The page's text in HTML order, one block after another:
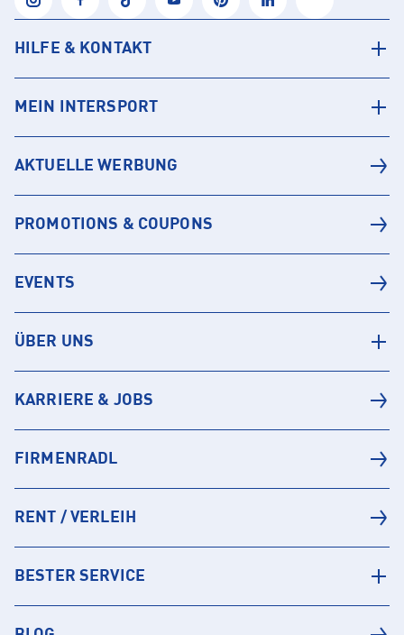
HILFE & KONTAKT
MEIN INTERSPORT
AKTUELLE WERBUNG
PROMOTIONS & COUPONS
EVENTS
ÜBER UNS
KARRIERE & JOBS
FIRMENRADL
RENT / VERLEIH
BESTER SERVICE